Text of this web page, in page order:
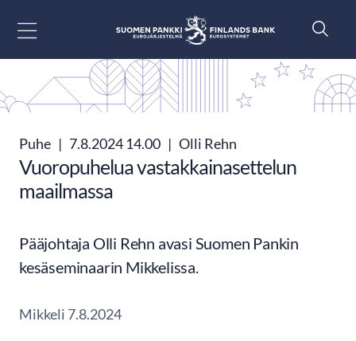
Puhe | 7.8.2024 14.00 | Olli Rehn
Vuoropuhelua vastakkainasettelun
maailmassa
Pääjohtaja Olli Rehn avasi Suomen Pankin
kesäseminaarin Mikkelissa.
Mikkeli 7.8.2024